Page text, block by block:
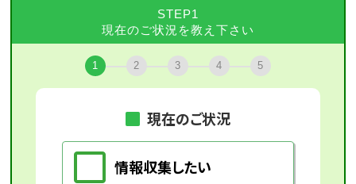
STEP1
現在のご状況を教え下さい
1 2 3 4 5
現在のご状況
情報収集したい